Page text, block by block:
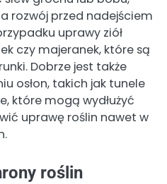
rozwój przed nadejściem
uprawy ziół
czy majeranek, które są
Dobrze jest także
osłon, takich jak tunele
które mogą wydłużyć
uprawę roślin nawet w
roślin